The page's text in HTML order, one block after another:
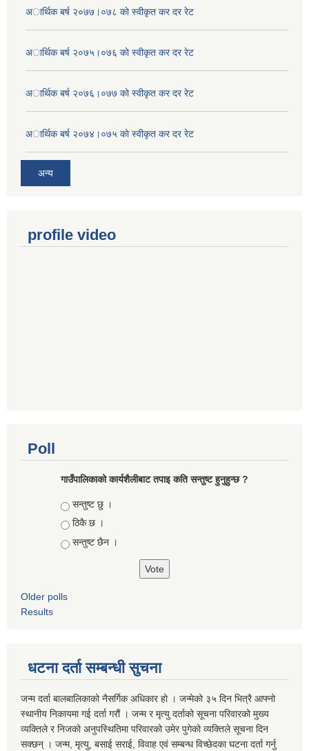
अार्थिक बर्ष २०७७।०७८ काे स्वीकृत कर दर रेट
अार्थिक बर्ष २०७५।०७६ काे स्वीकृत कर दर रेट
अार्थिक बर्ष २०७६।०७७ काे स्वीकृत कर दर रेट
अार्थिक बर्ष २०७४।०७५ काे स्वीकृत कर दर रेट
अन्य
profile video
Poll
गाउँपालिकाको कार्यशैलीबाट तपाइ कति सन्तुष्ट हुनुहुन्छ ?
Choices
सन्तुष्ट छु ।
ठिकै छ ।
सन्तुष्ट छैन ।
Older polls
Results
धटना दर्ता सम्बन्धी सुचना
जन्म दर्ता बालबालिकाको नैसर्गिक अधिकार हो । जन्मेको ३५ दिन भित्रै आफ्नो
स्थानीय निकायमा गई दर्ता गरौं । जन्म र मृत्यु दर्ताको सूचना परिवारको मुख्य
व्यक्तिले र निजको अनुपस्थितिमा परिवारको उमेर पुगेको व्यक्तिले सूचना दिन
सक्छन् । जन्म, मृत्यु, बसाई सराई, विवाह एवं सम्बन्ध विच्छेदका घटना दर्ता गर्नु